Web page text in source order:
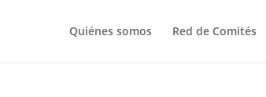
Quiénes somos Red de Comités